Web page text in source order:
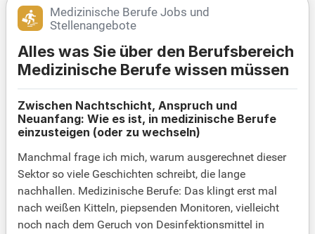
Medizinische Berufe Jobs und
Stellenangebote
Alles was Sie über den Berufsbereich
Medizinische Berufe wissen müssen
Zwischen Nachtschicht, Anspruch und
Neuanfang: Wie es ist, in medizinische Berufe
einzusteigen (oder zu wechseln)
Manchmal frage ich mich, warum ausgerechnet dieser
Sektor so viele Geschichten schreibt, die lange
nachhallen. Medizinische Berufe: Das klingt erst mal
nach weißen Kitteln, piepsenden Monitoren, vielleicht
noch nach dem Geruch von Desinfektionsmittel in